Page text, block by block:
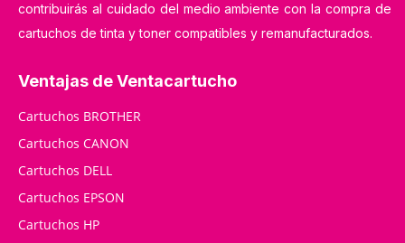
contribuirás al cuidado del medio ambiente con la compra de
cartuchos de tinta y toner compatibles y remanufacturados.
Ventajas de Ventacartucho
Cartuchos BROTHER
Cartuchos CANON
Cartuchos DELL
Cartuchos EPSON
Cartuchos HP